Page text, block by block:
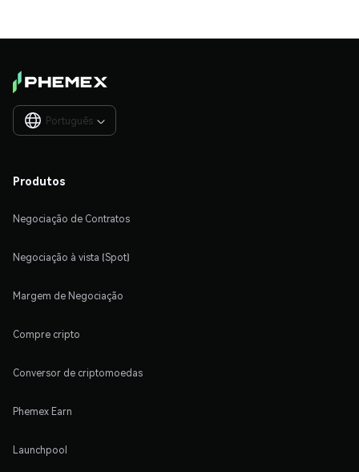
Português 
Produtos
Negociação de Contratos
Negociação à vista (Spot)
Margem de Negociação
Compre cripto
Conversor de criptomoedas
Phemex Earn
Launchpool